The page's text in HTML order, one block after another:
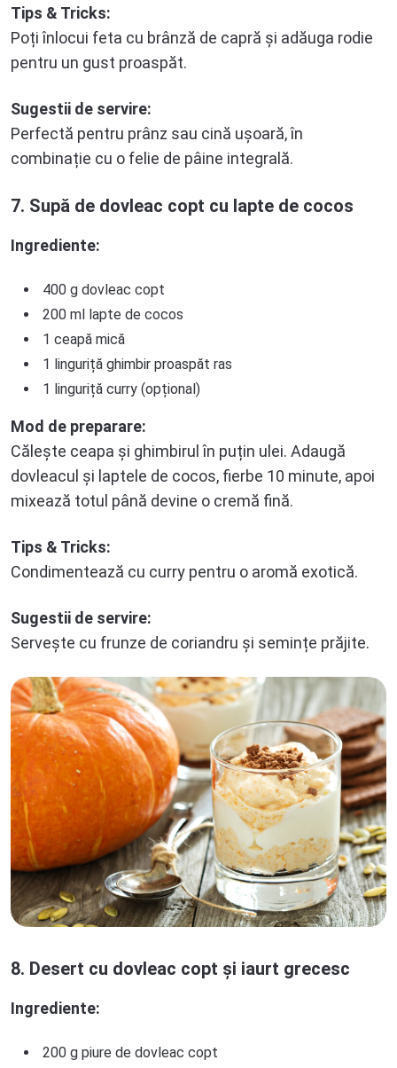
Tips & Tricks:
Poți înlocui feta cu brânză de capră și adăuga rodie
pentru un gust proaspăt.
Sugestii de servire:
Perfectă pentru prânz sau cină ușoară, în
combinație cu o felie de pâine integrală.
7. Supă de dovleac copt cu lapte de cocos
Ingrediente:
400 g dovleac copt
200 ml lapte de cocos
1 ceapă mică
1 linguriță ghimbir proaspăt ras
1 linguriță curry (opțional)
Mod de preparare:
Călește ceapa și ghimbirul în puțin ulei. Adaugă
dovleacul și laptele de cocos, fierbe 10 minute, apoi
mixează totul până devine o cremă fină.
Tips & Tricks:
Condimentează cu curry pentru o aromă exotică.
Sugestii de servire:
Servește cu frunze de coriandru și semințe prăjite.
8. Desert cu dovleac copt și iaurt grecesc
Ingrediente:
200 g piure de dovleac copt